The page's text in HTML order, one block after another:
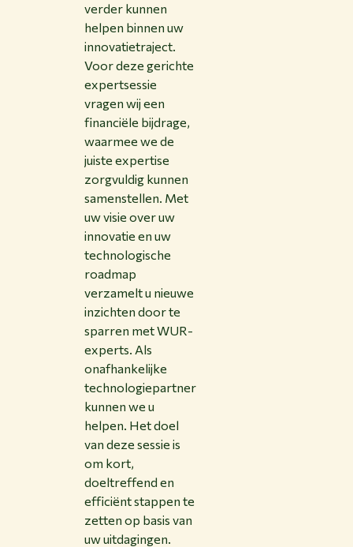
verder kunnen
helpen binnen uw
innovatietraject.
Voor deze gerichte
expertsessie
vragen wij een
financiële bijdrage,
waarmee we de
juiste expertise
zorgvuldig kunnen
samenstellen. Met
uw visie over uw
innovatie en uw
technologische
roadmap
verzamelt u nieuwe
inzichten door te
sparren met WUR-
experts. Als
onafhankelijke
technologiepartner
kunnen we u
helpen. Het doel
van deze sessie is
om kort,
doeltreffend en
efficiënt stappen te
zetten op basis van
uw uitdagingen.